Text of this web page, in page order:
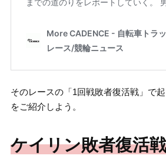
そのレースの「1回戦敗者復活戦」で起
をご紹介しよう。
ケイリン敗者復活